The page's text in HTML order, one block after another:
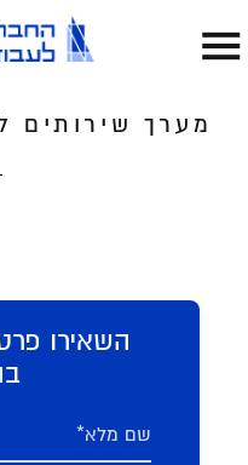
מערך
השאירו